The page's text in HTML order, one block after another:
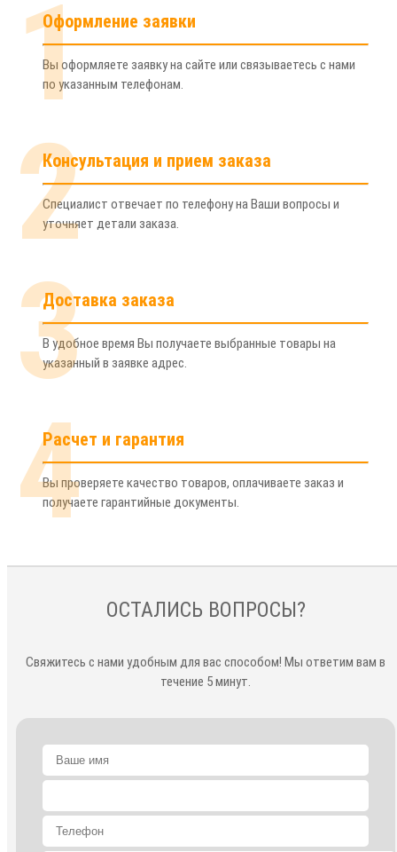
1
Оформление заявки
Вы оформляете заявку на сайте или связываетесь с нами
по указанным телефонам.
2
Консультация и прием заказа
Специалист отвечает по телефону на Ваши вопросы и
уточняет детали заказа.
3
Доставка заказа
В удобное время Вы получаете выбранные товары на
указанный в заявке адрес.
4
Расчет и гарантия
Вы проверяете качество товаров, оплачиваете заказ и
получаете гарантийные документы.
ОСТАЛИСЬ ВОПРОСЫ?
Свяжитесь с нами удобным для вас способом! Мы ответим вам в
течение 5 минут.